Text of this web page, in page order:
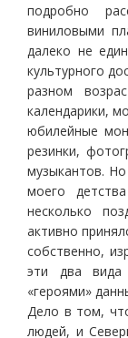
подробно
виниловыми
далеко не
культурного
разном
календарики,
юбилейные
резинки,
музыкантов.
моего
несколько
активно
собственно,
эти два вида
«героями»
Дело в том,
людей, и